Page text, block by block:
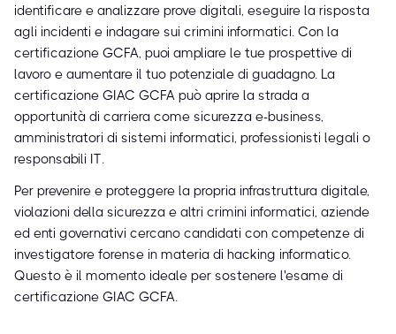
identificare e analizzare prove digitali, eseguire la risposta
agli incidenti e indagare sui crimini informatici. Con la
certificazione GCFA, puoi ampliare le tue prospettive di
lavoro e aumentare il tuo potenziale di guadagno. La
certificazione GIAC GCFA può aprire la strada a
opportunità di carriera come sicurezza e-business,
amministratori di sistemi informatici, professionisti legali o
responsabili IT.
Per prevenire e proteggere la propria infrastruttura digitale,
violazioni della sicurezza e altri crimini informatici, aziende
ed enti governativi cercano candidati con competenze di
investigatore forense in materia di hacking informatico.
Questo è il momento ideale per sostenere l'esame di
certificazione GIAC GCFA.